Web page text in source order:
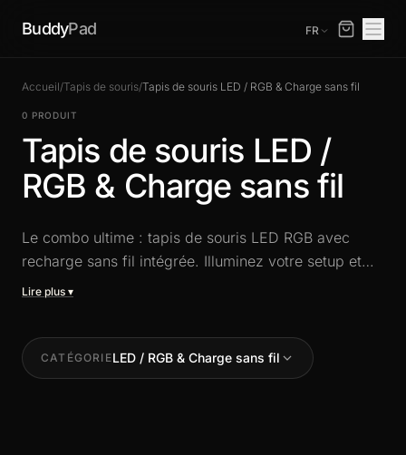
BuddyPad FR
Accueil/Tapis de souris/Tapis de souris LED / RGB & Charge sans fil
0 PRODUIT
Tapis de souris LED /
RGB & Charge sans fil
Le combo ultime : tapis de souris LED RGB avec
recharge sans fil intégrée. Illuminez votre setup et
rechargez vos appareils compatibles Qi directement
accessoire.
CATÉGORIELED / RGB & Charge sans fil